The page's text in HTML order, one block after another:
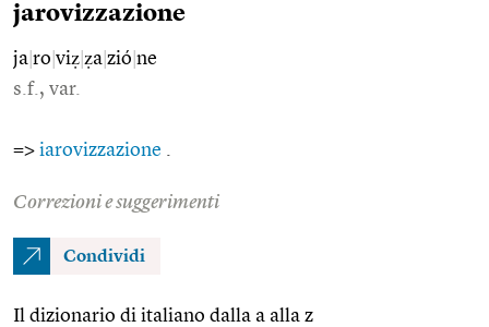
jarovizzazione
ja ro viẓ ẓa zió ne
s.f., var.
=> iarovizzazione
Correzioni e suggerimenti
Condividi
Il dizionario di italiano dalla a alla z